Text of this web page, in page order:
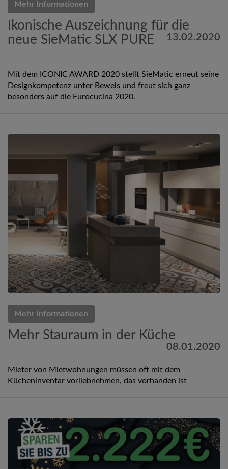
Mehr Informationen
Ikonische Auszeichnung für die
neue SieMatic SLX PURE
13.02.2020
Mit dem ICONIC AWARD 2020 stellt SieMatic erneut seine
Designkompetenz unter Beweis und freut sich ganz
besonders auf die Eurocucina 2020.
Mehr Informationen
Mehr Stauraum in der Küche
08.01.2020
Mieter von Mietwohnungen müssen oft mit dem
Kücheninventar vorliebnehmen, das vorhanden ist